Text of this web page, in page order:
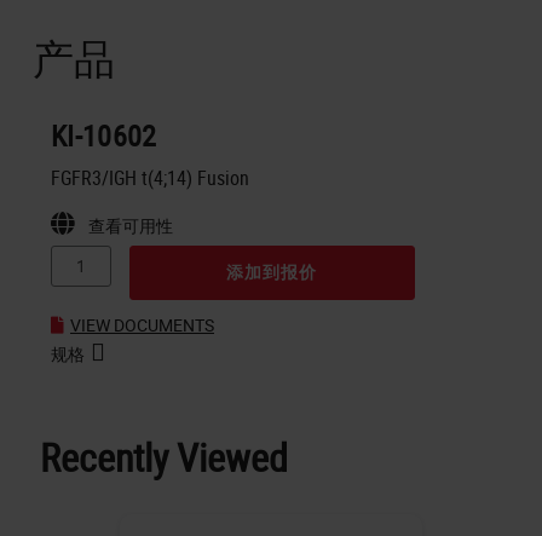
产品
KI-10602
FGFR3/IGH t(4;14) Fusion
查看可用性
添加到报价
VIEW DOCUMENTS
规格
Recently Viewed